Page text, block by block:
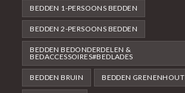
BEDDEN 1-PERSOONS BEDDEN
BEDDEN 2-PERSOONS BEDDEN
BEDDEN BEDONDERDELEN &
BEDACCESSOIRES#BEDLADES
BEDDEN BRUIN BEDDEN GRENENHOUT